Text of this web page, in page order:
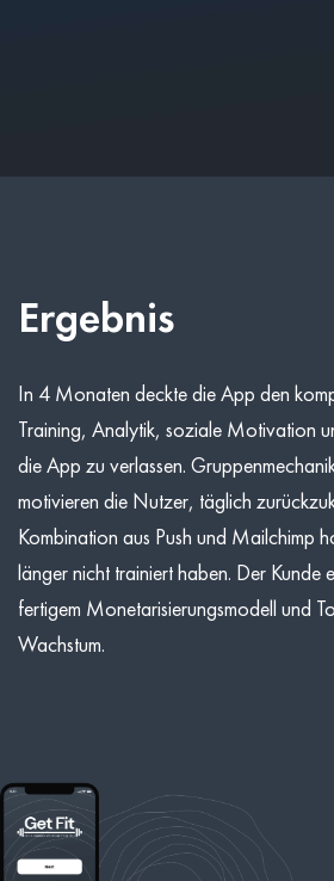
Ergebnis
In 4 Monaten deckte die App den
Training, Analytik, soziale Motivation
die App zu verlassen.
motivieren die Nutzer, täglich
Kombination aus Push und Mailchimp
länger nicht trainiert haben. Der Kunde
fertigem Monetarisierungsmodell und
Wachstum.